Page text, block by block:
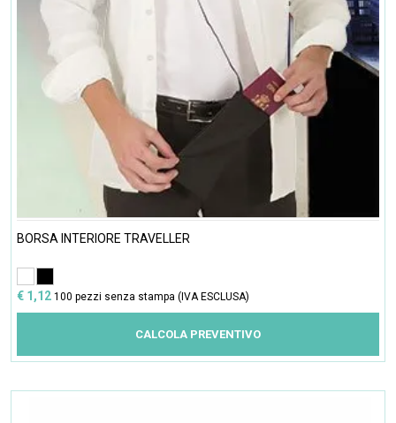
BORSA INTERIORE TRAVELLER
€ 1,12 100 pezzi senza stampa (IVA ESCLUSA)
CALCOLA PREVENTIVO